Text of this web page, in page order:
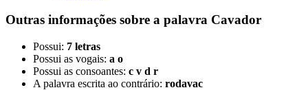
Outras informações sobre a palavra Cavador
Possui: 7 letras
Possui as vogais: a o
Possui as consoantes: c v d r
A palavra escrita ao contrário: rodavac